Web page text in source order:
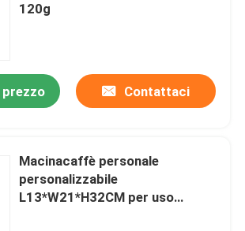
120g
Contattaci
Macinacaffè personale
personalizzabile
L13*W21*H32CM per uso